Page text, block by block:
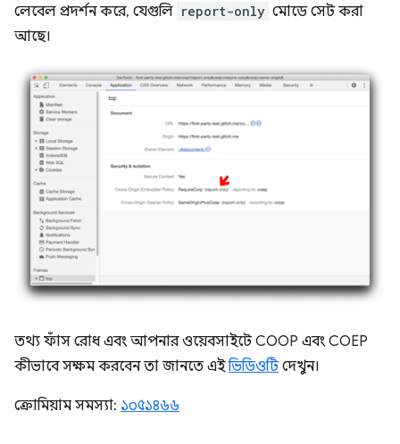
লেবেল প্রদর্শন করে, যেগুলি report-only মোডে সেট করা
আছে।
তথ্য ফাঁস রোধ এবং আপনার ওয়েবসাইটে COOP এবং COEP
কীভাবে সক্ষম করবেন তা জানতে এইভিডিওটিদেখুন।
ক্রোমিয়াম সমস্যা: ১০৫১৪৬৬